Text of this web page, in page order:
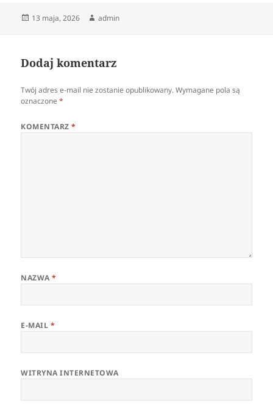
Data
13 maja, 2026 Autor
admin
Dodaj komentarz
Twój adres e-mail nie zostanie opublikowany. Wymagane pola są
oznaczone*
KOMENTARZ*
NAZWA*
E-MAIL *
WITRYNA INTERNETOWA